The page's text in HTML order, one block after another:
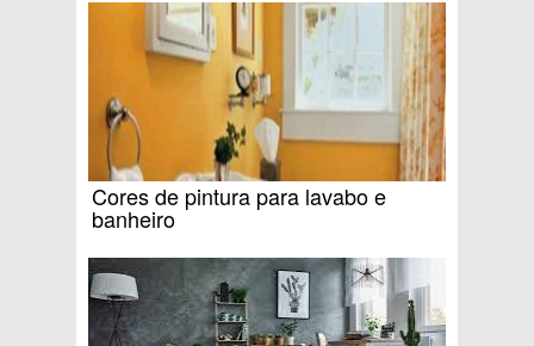
Cores de pintura para lavabo e
banheiro